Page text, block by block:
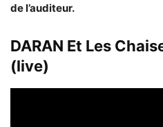
de l’auditeur.
DARAN Et Les
(live)